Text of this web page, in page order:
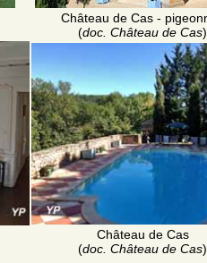
Château de Cas -
(doc. Château de Cas)
Château de Cas
(doc. Château de Cas)